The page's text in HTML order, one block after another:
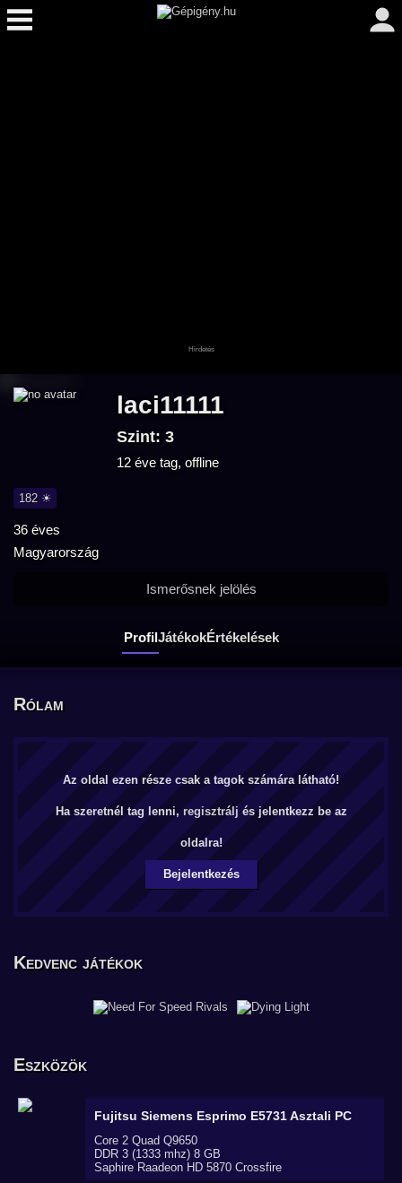
laci11111
Szint: 3
12 éve tag, offline
182 ☀
36 éves
Magyarország
ProfilJátékokÉrtékelések
Ismerősnek jelölés
Rólam
Az oldal ezen része csak a tagok számára látható!
Ha szeretnél tag lenni, regisztrálj és jelentkezz be az
oldalra!
Bejelentkezés
Kedvenc játékok
Eszközök
Fujitsu Siemens Esprimo E5731Asztali PC
Core 2 Quad Q9650
DDR 3 (1333 mhz) 8 GB
Saphire Raadeon HD 5870 Crossfire